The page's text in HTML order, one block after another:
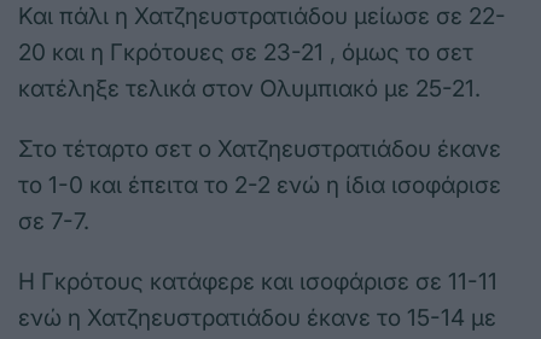
Και πάλι η Χατζηευστρατιάδου μείωσε σε 22-
20 και η Γκρότουες σε 23-21 , όμως το σετ
κατέληξε τελικά στον Ολυμπιακό με 25-21.
Στο τέταρτο σετ ο Χατζηευστρατιάδου έκανε
το 1-0 και έπειτα το 2-2 ενώ η ίδια ισοφάρισε
σε 7-7.
Η Γκρότους κατάφερε και ισοφάρισε σε 11-11
ενώ η Χατζηευστρατιάδου έκανε το 15-14 με